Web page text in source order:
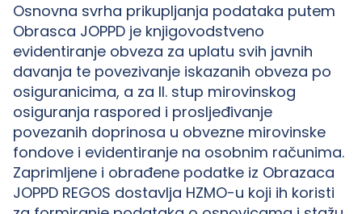
Osnovna svrha prikupljanja podataka putem
Obrasca JOPPD je knjigovodstveno
evidentiranje obveza za uplatu svih javnih
davanja te povezivanje iskazanih obveza po
osiguranicima, a za II. stup mirovinskog
osiguranja raspored i prosljeđivanje
povezanih doprinosa u obvezne mirovinske
fondove i evidentiranje na osobnim računima.
Zaprimljene i obrađene podatke iz Obrazaca
JOPPD REGOS dostavlja HZMO-u koji ih koristi